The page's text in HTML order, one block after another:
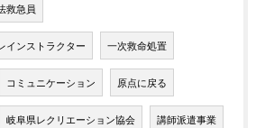
救急員
インストラクター 一次救命処置
コミュニケーション 原点に戻る
岐阜県レクリエーション協会 講師派遣事業